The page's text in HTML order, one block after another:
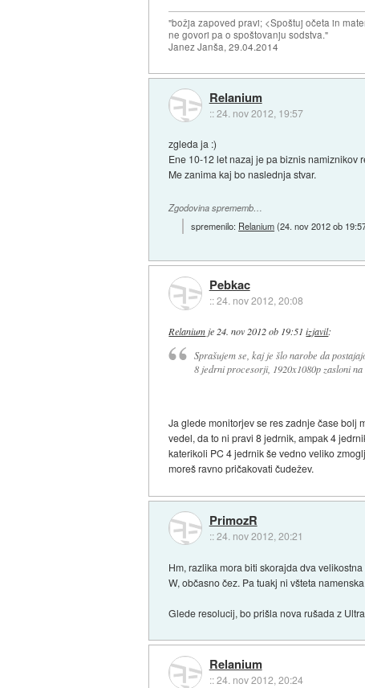
"božja zapoved pravi; <Spoštuj očeta in
ne govori pa o spoštovanju sodstva."
Janez Janša, 29.04.2014
Relanium
::24. nov 2012, 19:57
zgleda ja :)
Ene 10-12 let nazaj je pa biznis namiznikov
Me zanima kaj bo naslednja stvar.
Zgodovina sprememb…
spremenilo: Relanium(24. nov 2012 ob
Pebkac
::24. nov 2012, 20:08
Relanium je 24. nov 2012 ob 19:51 izjavil:
Sprašujem se, kaj je šlo narobe da
8 jedrni procesorji, 1920x1080p zasloni
Ja glede monitorjev se res zadnje čase bolj
vedel, da to ni pravi 8 jedrnik, ampak 4
katerikoli PC 4 jedrnik še vedno veliko
moreš ravno pričakovati čudežev.
PrimozR
::24. nov 2012, 20:21
Hm, razlika mora biti skorajda dva
W, občasno čez. Pa tuakj ni všteta
Glede resolucij, bo prišla nova rušada z
Relanium
::24. nov 2012, 20:24